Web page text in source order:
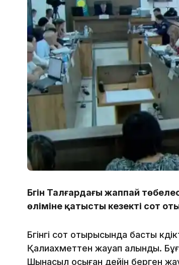
Бүгін Талғардағы жаппай
өліміне қатысты кезекті сот
Бүгінгі сот отырысында басты
Қалиахметтен жауап алынды.
Шынасыл осыған дейін берген